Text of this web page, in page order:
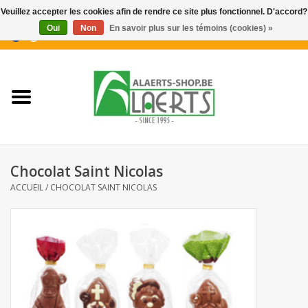
0 Articles - €0,00
Nouveautés
Biscuits pour le café
Boissons
Biscuits apéritifs / Snacks salés
Chocolat Saint Nicolas
ACCUEIL/ CHOCOLAT SAINT NICOLAS
Veuillez accepter les cookies afin de rendre ce site plus fonctionnel. D'accord?
Oui
Non En savoir plus sur les témoins (cookies) »